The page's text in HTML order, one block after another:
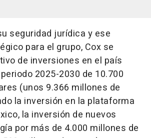
seguridad jurídica y ese
para el grupo, Cox se
de inversiones en el país
2025-2030 de 10.700
(unos 9.366 millones de
la inversión en la plataforma
la inversión de nuevos
por más de 4.000 millones de